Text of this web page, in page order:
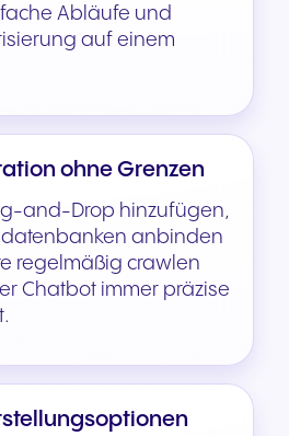
Abläufe und
auf einem
ohne Grenzen
and-Drop hinzufügen,
anbinden
regelmäßig crawlen
Chatbot immer präzise